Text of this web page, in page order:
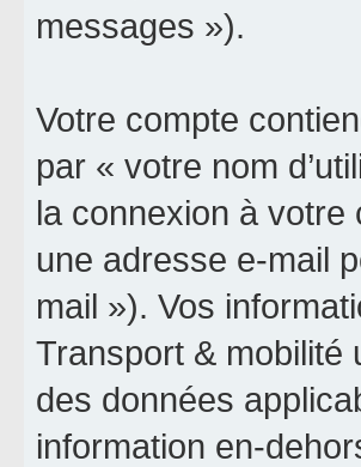
messages »).
Votre compte
par « votre nom
la connexion à
une adresse e-mail
mail »). Vos
Transport & mobilité
des données
information en-